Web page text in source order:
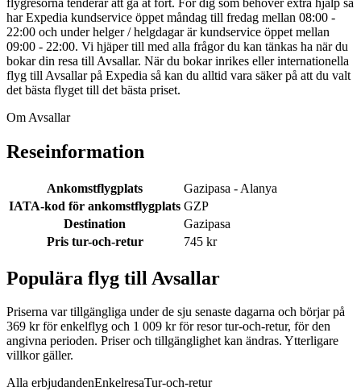
har Expedia kundservice öppet måndag till fredag mellan 08:00 -
22:00 och under helger / helgdagar är kundservice öppet mellan
09:00 - 22:00. Vi hjäper till med alla frågor du kan tänkas ha när du
bokar din resa till Avsallar. När du bokar inrikes eller internationella
flyg till Avsallar på Expedia så kan du alltid vara säker på att du valt
det bästa flyget till det bästa priset.
Om Avsallar
Reseinformation
Ankomstflygplats
Gazipasa - Alanya
IATA-kod för ankomstflygplats GZP
Destination
Gazipasa
Pris tur-och-retur
745 kr
Populära flyg till Avsallar
Priserna var tillgängliga under de sju senaste dagarna och börjar på
369 kr för enkelflyg och 1 009 kr för resor tur-och-retur, för den
angivna perioden. Priser och tillgänglighet kan ändras. Ytterligare
villkor gäller.
Alla erbjudandenEnkelresaTur-och-retur